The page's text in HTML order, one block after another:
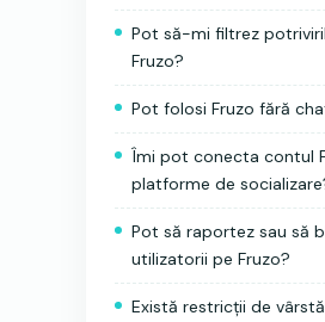
Pot să-mi filtrez
Fruzo?
Pot folosi Fruzo fără
Îmi pot conecta contul
platforme de
Pot să raportez sau să
utilizatorii pe Fruzo?
Există restricții de